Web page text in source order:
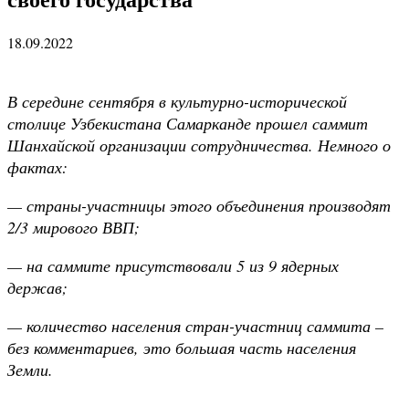
18.09.2022
В середине сентября в культурно-исторической
столице Узбекистана Самарканде прошел саммит
Шанхайской организации сотрудничества. Немного о
фактах:
— страны-участницы этого объединения производят
2/3 мирового ВВП;
— на саммите присутствовали 5 из 9 ядерных
держав;
— количество населения стран-участниц саммита –
без комментариев, это большая часть населения
Земли.